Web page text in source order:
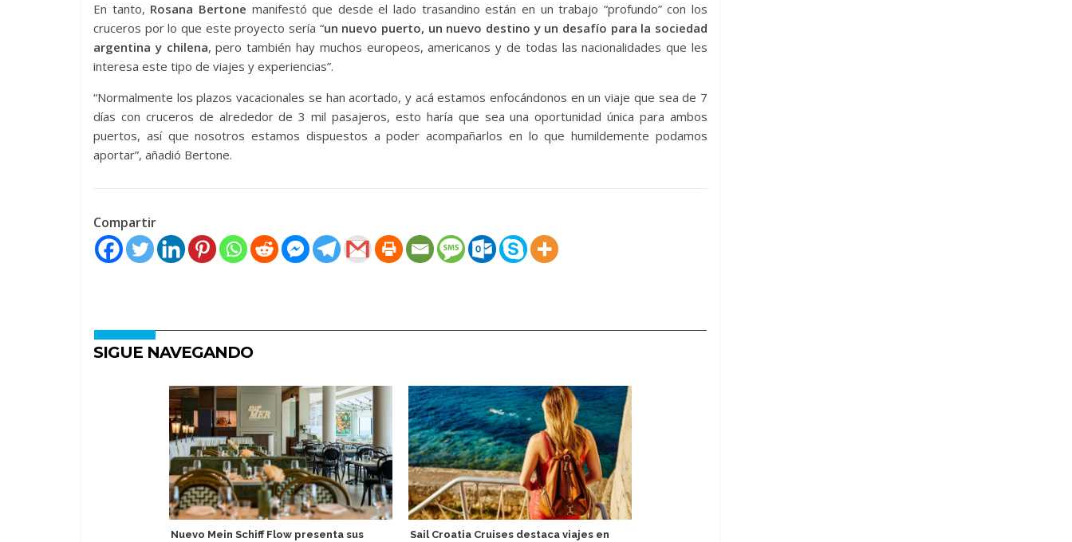
En tanto, Rosana Bertone manifestó que desde el lado trasandino están en un trabajo “profundo” con los
cruceros por lo que este proyecto sería “un nuevo puerto, un nuevo destino y un desafío para la sociedad
argentina y chilena, pero también hay muchos europeos, americanos y de todas las nacionalidades que les
interesa este tipo de viajes y experiencias”.
“Normalmente los plazos vacacionales se han acortado, y acá estamos enfocándonos en un viaje que sea de 7
días con cruceros de alrededor de 3 mil pasajeros, esto haría que sea una oportunidad única para ambos
puertos, así que nosotros estamos dispuestos a poder acompañarlos en lo que humildemente podamos
aportar”, añadió Bertone.
Compartir
SIGUE NAVEGANDO
Nuevo Mein Schiff Flow presenta sus
Sail Croatia Cruises destaca viajes en